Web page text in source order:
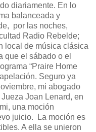
diariamente. En lo
balanceada y
por las noches,
Radio Rebelde;
local de música clásica
que el sábado o el
“Praire Home
Seguro ya
mi abogado
Joan Lenard, en
una moción
juicio.
La moción es
A ella se unieron